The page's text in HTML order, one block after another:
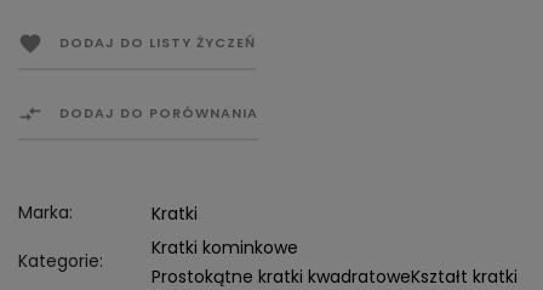
 DODAJ DO LISTY ŻYCZEŃ
 DODAJ DO PORÓWNANIA
Marka:
Kratki
Kategorie:
Kratki kominkowe
Prostokątne kratki kwadratoweKształt kratki